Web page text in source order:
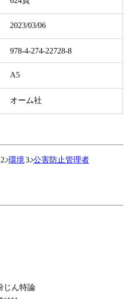
2023/03/06
978-4-274-22728-8
A5
オーム社
環境 公害防止管理者
ん特論